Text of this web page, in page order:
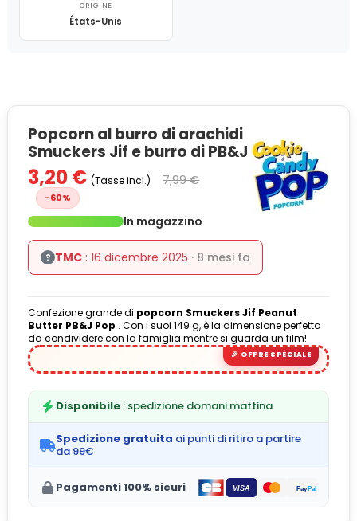
ORIGINE
États-Unis
Popcorn al burro di arachidi
Smuckers Jif e burro di PB&J
3,20 € (Tasse incl.) 7,99 €
-60%
In magazzino
? TMC : 16 dicembre 2025 · 8 mesi fa
Confezione grande di popcorn Smuckers Jif Peanut
Butter PB&J Pop . Con i suoi 149 g, è la dimensione perfetta
da condividere con la famiglia mentre si guarda un film!
Disponibile : spedizione domani mattina
Spedizione gratuita ai punti di ritiro a partire
da 99€
Pagamenti 100% sicuri